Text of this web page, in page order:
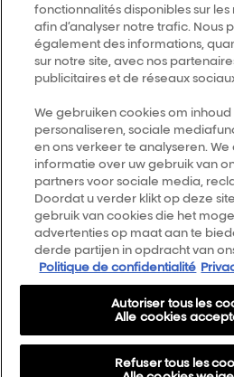
Trouver un salon
Follow us
L’Oréal Professionnel
14, rue Royale 75008 PARIS
consumercareNL@loreal.com
Choisir votre pays
Plan du site
Conditions générales
Politique de confidentialité
fonctionnalités disponibles sur
afin d’analyser notre trafic. Nous
également des informations,
sur notre site, avec nos
publicitaires et de réseaux
We gebruiken cookies om
personaliseren, sociale
en ons verkeer te analyseren.
informatie over uw gebruik van
partners voor sociale media,
Doordat u verder klikt op deze
gebruik van cookies die het
advertenties op maat aan te
derde partijen in opdracht van
Politique de confidentialité
Refuser tous les
Autoriser tous les
Alle cookies